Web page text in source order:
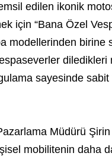
edilen ikonik
için “Bana Özel
modellerinden
diledikleri
sayesinde sabit
Müdürü
mobilitenin daha